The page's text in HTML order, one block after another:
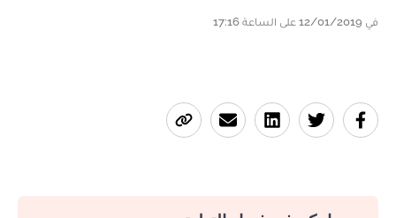
في 12/01/2019 على الساعة 17:16